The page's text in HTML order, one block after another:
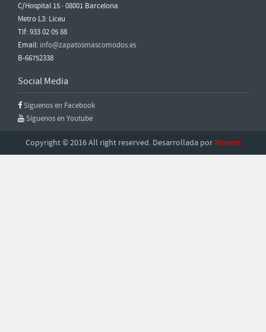
C/Hospital 15 · 08001 Barcelona
Metro L3: Liceu
Tlf: 933 02 05 88
Email: info@zapatosmascomodos.es
B-66752338
Social Media
Síguenos en Facebook
Síguenos en Youtube
Copyright © 2016 All right reserved. Desarrollada porXtremis